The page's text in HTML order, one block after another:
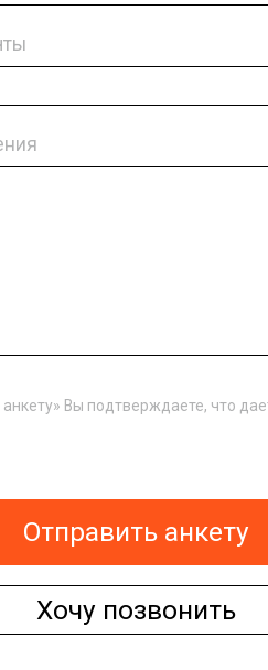
Вы подтверждаете, что
Отправить анкету
Хочу позвонить